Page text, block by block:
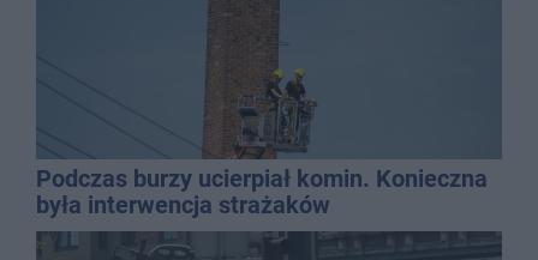
Podczas burzy ucierpiał komin. Konieczna
była interwencja strażaków